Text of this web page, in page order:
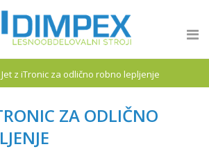
Jet z iTronic za odlično robno lepljenje
ZA ODLIČNO